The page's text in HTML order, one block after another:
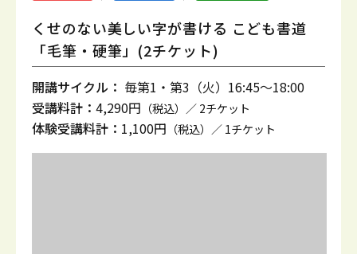
くせのない美しい字が書ける こども書道
「毛筆・硬筆」(2チケット)
開講サイクル： 毎第1・第3（火）16:45～18:00
受講料計： 4,290円 （税込）／ 2チケット
体験受講料計： 1,100円 （税込）／ 1チケット